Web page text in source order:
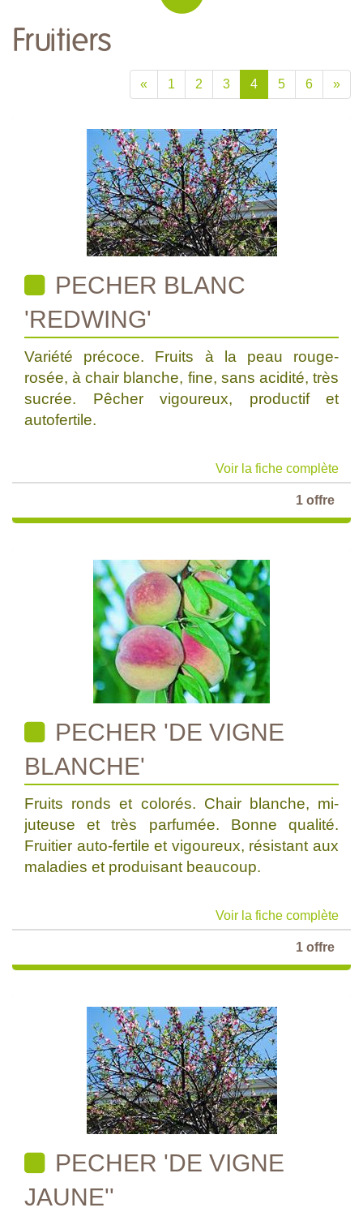
Fruitiers
« 1 2 3 4 5 6 »
PECHER BLANC
'REDWING'
Variété précoce. Fruits à la peau rouge-
rosée, à chair blanche, fine, sans acidité, très
sucrée. Pêcher vigoureux, productif et
autofertile.
Voir la fiche complète
1 offre
PECHER 'DE VIGNE
BLANCHE'
Fruits ronds et colorés. Chair blanche, mi-
juteuse et très parfumée. Bonne qualité.
Fruitier auto-fertile et vigoureux, résistant aux
maladies et produisant beaucoup.
Voir la fiche complète
1 offre
PECHER 'DE VIGNE
JAUNE''